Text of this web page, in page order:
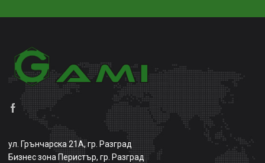
ул. Грънчарска 21А, гр. Разград
Бизнес зона Перистър, гр. Разград